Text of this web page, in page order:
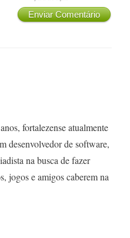
Enviar Comentário
fortalezense atualmente
desenvolvedor de software,
na busca de fazer
jogos e amigos caberem na